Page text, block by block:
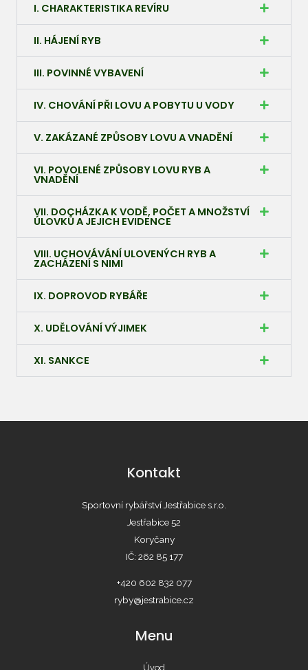
I. CHARAKTERISTIKA REVÍRU
II. HÁJENÍ RYB
III. POVINNÉ VYBAVENÍ
IV. CHOVÁNÍ PŘI LOVU A POBYTU U VODY
V. ZAKÁZANÉ ZPŮSOBY LOVU A VNADĚNÍ
VI. POVOLENÉ ZPŮSOBY LOVU RYB A
VNADĚNÍ
VII. DOCHÁZKA K VODĚ, POČET A MNOŽSTVÍ
ÚLOVKŮ A JEJICH EVIDENCE
VIII. UCHOVÁVÁNÍ ULOVENÝCH RYB A
ZACHÁZENÍ S NIMI
IX. DOPROVOD RYBÁŘE
X. UDĚLOVÁNÍ VÝJIMEK
XI. SANKCE
Kontakt
Sportovní rybářství Jestřabice s.r.o.
Jestřabice 52
Koryčany
IČ: 262 85 177
+420 602 832 077
ryby@jestrabice.cz
Menu
Úvod